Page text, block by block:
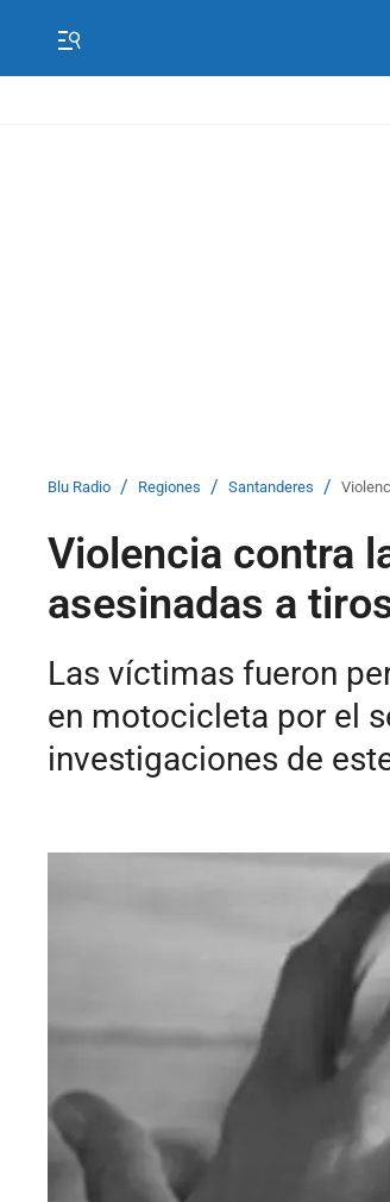
Blu Radio / Regiones / Santanderes /
Violencia contra
asesinadas a
Las víctimas fueron
en motocicleta por el
investigaciones de